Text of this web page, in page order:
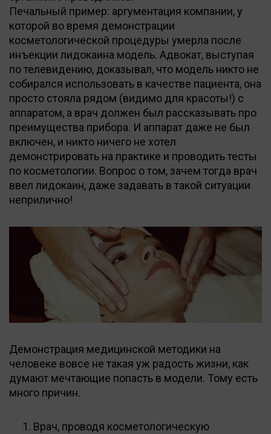
Печальный пример: аргументация компании, у
которой во время демонстрации
косметологической процедуры умерла после
инъекции лидокаина модель. Адвокат, выступая
по телевидению, доказывал, что модель никто не
собирался использовать в качестве пациента, она
просто стояла рядом (видимо для красоты!) с
аппаратом, а врач должен был рассказывать про
преимущества прибора. И аппарат даже не был
включен, и никто ничего не хотел
демонстрировать на практике и проводить тесты
по косметологии. Вопрос о том, зачем тогда врач
ввел лидокаин, даже задавать в такой ситуации
неприлично!
Демонстрация медицинской методики на
человеке вовсе не такая уж радость жизни, как
думают мечтающие попасть в модели. Тому есть
много причин.
Врач, проводя косметологическую